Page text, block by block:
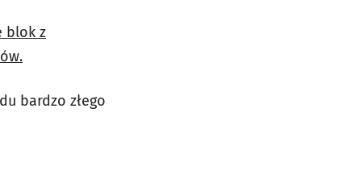
blok z
bardzo złego